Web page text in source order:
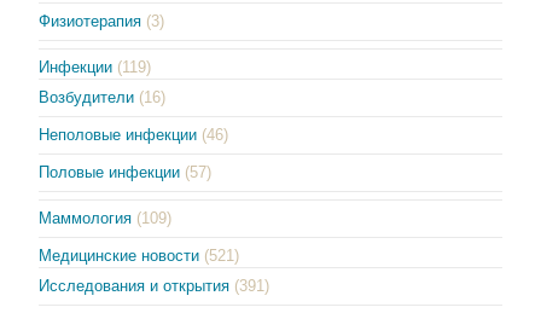
Физиотерапия (3)
Инфекции (119)
Возбудители (16)
Неполовые инфекции (46)
Половые инфекции (57)
Маммология (109)
Медицинские новости (521)
Исследования и открытия (391)